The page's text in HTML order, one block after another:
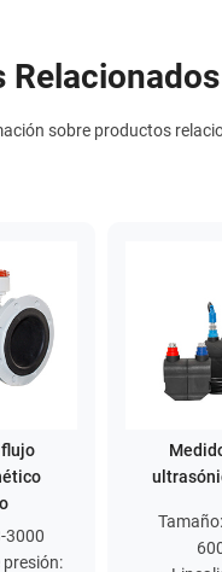
Relacionados
sobre productos
3000